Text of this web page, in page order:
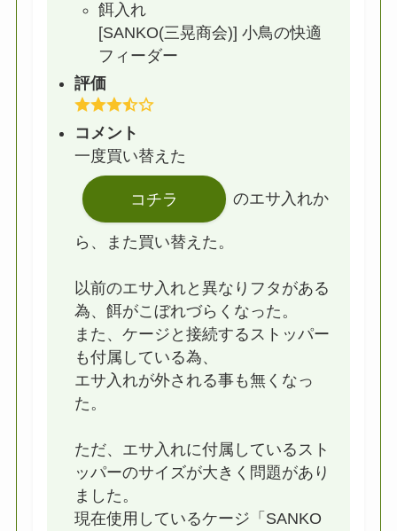
餌入れ
[SANKO(三晃商会)] 小鳥の快適
フィーダー
評価
コメント
一度買い替えた
コチラ のエサ入れか
ら、また買い替えた。
以前のエサ入れと異なりフタがある
為、餌がこぼれづらくなった。
また、ケージと接続するストッパー
も付属している為、
エサ入れが外される事も無くなっ
た。
ただ、エサ入れに付属しているスト
ッパーのサイズが大きく問題があり
ました。
現在使用しているケージ「SANKO